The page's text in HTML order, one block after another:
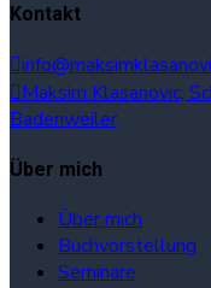
Kontakt
Maksim Klasanovic,
Badenweiler
Über mich
Über mich
Buchvorstellung
Seminare